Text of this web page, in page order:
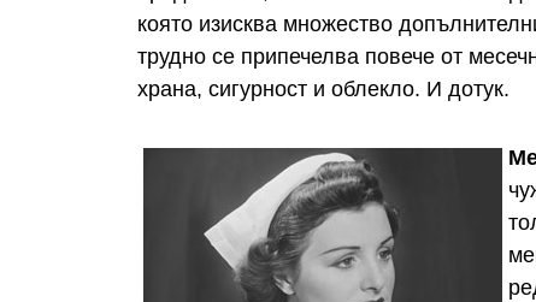
която изисква множество
трудно се припечелва повече от
храна, сигурност и облекло. И дотук.